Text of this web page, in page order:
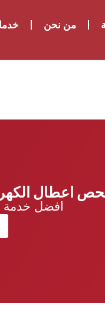
من نحن
اعطال الكهرباء
افضل